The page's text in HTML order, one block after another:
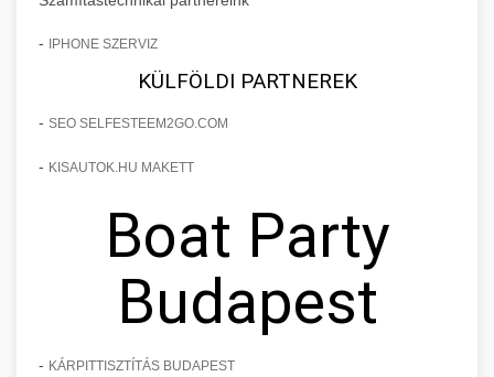
- IPHONE SZERVIZ
KÜLFÖLDI PARTNEREK
- SEO SELFESTEEM2GO.COM
- KISAUTOK.HU MAKETT
Boat Party
Budapest
- KÁRPITTISZTÍTÁS BUDAPEST